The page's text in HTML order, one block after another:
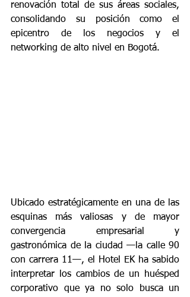
renovación total de sus áreas sociales,
consolidando su posición como el
epicentro de los negocios y el
networking de alto nivel en Bogotá.
Ubicado estratégicamente en una de las
esquinas más valiosas y de mayor
convergencia empresarial y
gastronómica de la ciudad —la calle 90
con carrera 11—, el Hotel EK ha sabido
interpretar los cambios de un huésped
corporativo que ya no solo busca un